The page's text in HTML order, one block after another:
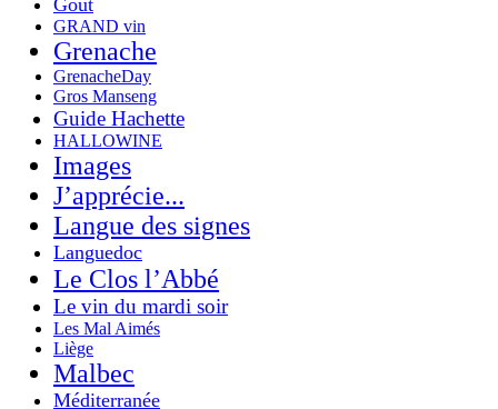
GRAND vin
Grenache
GrenacheDay
Gros Manseng
Guide Hachette
HALLOWINE
Images
J’apprécie...
Langue des signes
Languedoc
Le Clos l’Abbé
Le vin du mardi soir
Les Mal Aimés
Liège
Malbec
Méditerranée